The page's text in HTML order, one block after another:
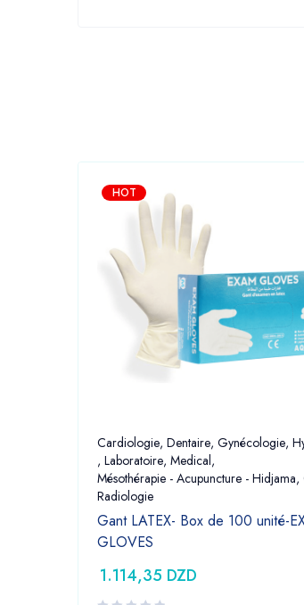
HOT
Cardiologie, Dentaire, Gynécologie,
, Laboratoire, Medical,
Mésothérapie - Acupuncture - Hidjama,
Radiologie
Gant LATEX- Box de 100 unité-
GLOVES
1.114,35 DZD